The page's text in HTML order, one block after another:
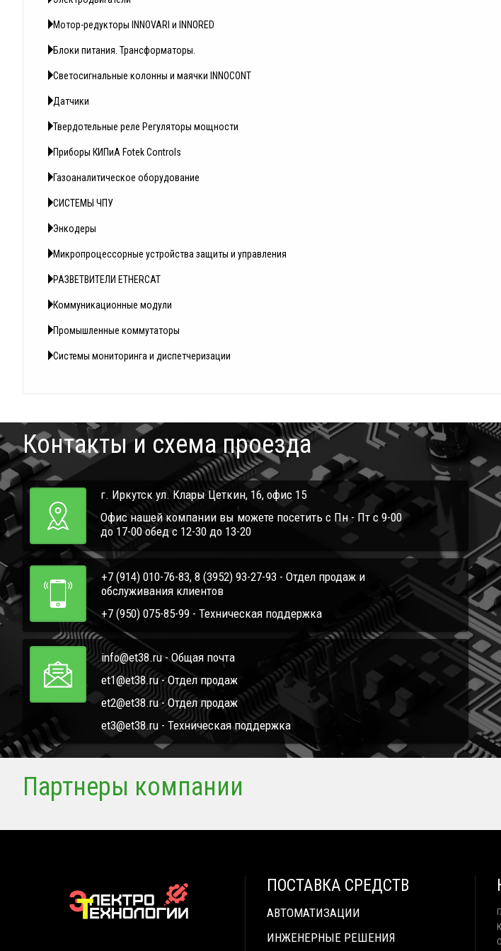
Мотор-редукторы INNOVARI и INNORED
Блоки питания. Трансформаторы.
Светосигнальные колонны и маячки INNOCONT
Датчики
Твердотельные реле Регуляторы мощности
Приборы КИПиА Fotek Controls
Газоаналитическое оборудование
СИСТЕМЫ ЧПУ
Энкодеры
Микропроцессорные устройства защиты и управления
РАЗВЕТВИТЕЛИ ETHERCAT
Коммуникационные модули
Промышленные коммутаторы
Системы мониторинга и диспетчеризации
Контакты и схема проезда
г. Иркутск ул. Клары Цеткин, 16, офис 15
Офис нашей компании вы можете посетить с Пн - Пт с 9-00
до 17-00 обед с 12-30 до 13-20
+7 (914) 010-76-83, 8 (3952) 93-27-93 - Отдел продаж и
обслуживания клиентов
+7 (950) 075-85-99 - Техническая поддержка
info@et38.ru - Общая почта
et1@et38.ru - Отдел продаж
et2@et38.ru - Отдел продаж
et3@et38.ru - Техническая поддержка
Партнеры компании
ПОСТАВКА СРЕДСТВ
АВТОМАТИЗАЦИИ
ИНЖЕНЕРНЫЕ РЕШЕНИЯ